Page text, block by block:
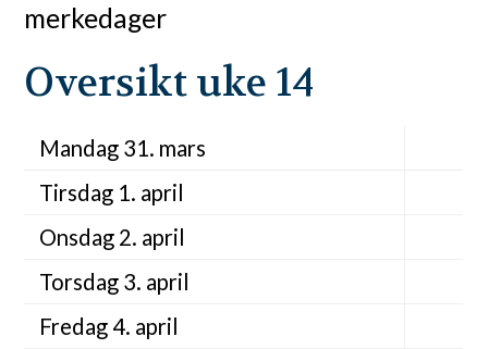
merkedager
Oversikt uke 14
Mandag 31. mars
Tirsdag 1. april
Onsdag 2. april
Torsdag 3. april
Fredag 4. april